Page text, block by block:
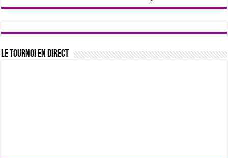
Le tournoi en direct